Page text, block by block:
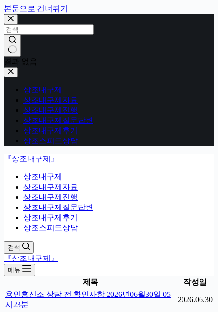
본문으로 건너뛰기
결과 없음
상조내구제
상조내구제자료
상조내구제진행
상조내구제질문답변
상조내구제후기
상조스피드상담
『상조내구제』
상조내구제
상조내구제자료
상조내구제진행
상조내구제질문답변
상조내구제후기
상조스피드상담
검색
『상조내구제』
메뉴
제목
작성일
용인흥신소 상담 전 확인사항 2026년06월30일 05
시23분
2026.06.30